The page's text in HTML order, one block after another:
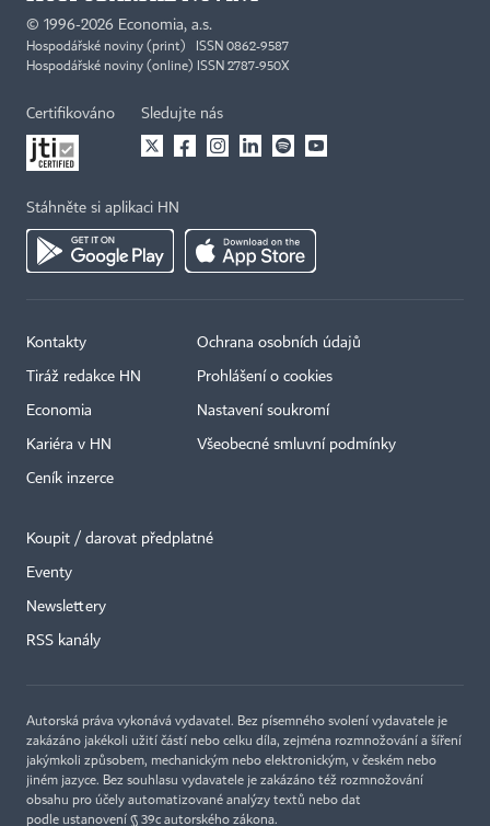
© 1996-2026 Economia, a.s.
Hospodářské noviny (print) ISSN 0862-9587
Hospodářské noviny (online) ISSN 2787-950X
Certifikováno Sledujte nás
Stáhněte si aplikaci HN
Kontakty
Tiráž redakce HN
Economia
Kariéra v HN
Ceník inzerce
Ochrana osobních údajů
Prohlášení o cookies
Nastavení soukromí
Všeobecné smluvní podmínky
Koupit / darovat předplatné
Eventy
Newslettery
RSS kanály
Autorská práva vykonává vydavatel. Bez písemného svolení vydavatele je
zakázáno jakékoli užití částí nebo celku díla, zejména rozmnožování a šíření
jakýmkoli způsobem, mechanickým nebo elektronickým, v českém nebo
jiném jazyce. Bez souhlasu vydavatele je zakázáno též rozmnožování
obsahu pro účely automatizované analýzy textů nebo dat
podle ustanovení § 39c autorského zákona.